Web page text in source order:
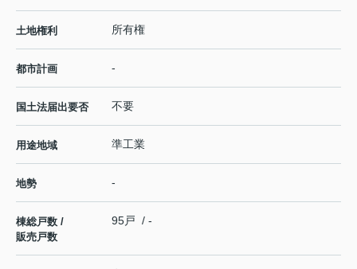
土地権利 所有権
都市計画 -
国土法届出要否 不要
用途地域 準工業
地勢 -
棟総戸数 /
販売戸数
95戸 / -